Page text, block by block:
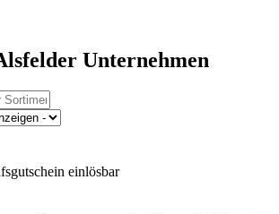
Unternehmen
einlösbar